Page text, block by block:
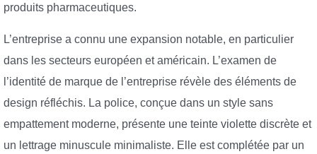
produits pharmaceutiques.
L’entreprise a connu une expansion notable, en particulier
dans les secteurs européen et américain. L’examen de
l’identité de marque de l’entreprise révèle des éléments de
design réfléchis. La police, conçue dans un style sans
empattement moderne, présente une teinte violette discrète et
un lettrage minuscule minimaliste. Elle est complétée par un